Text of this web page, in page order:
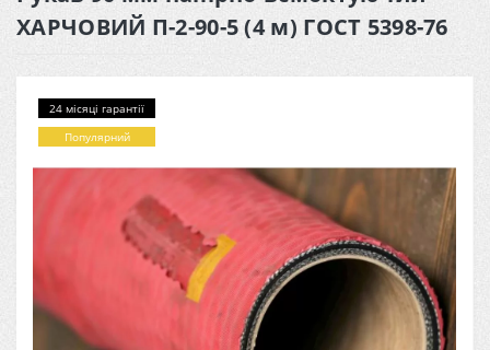
ХАРЧОВИЙ П-2-90-5 (4 м) ГОСТ 5398-76
24 місяці гарантії
Популярний